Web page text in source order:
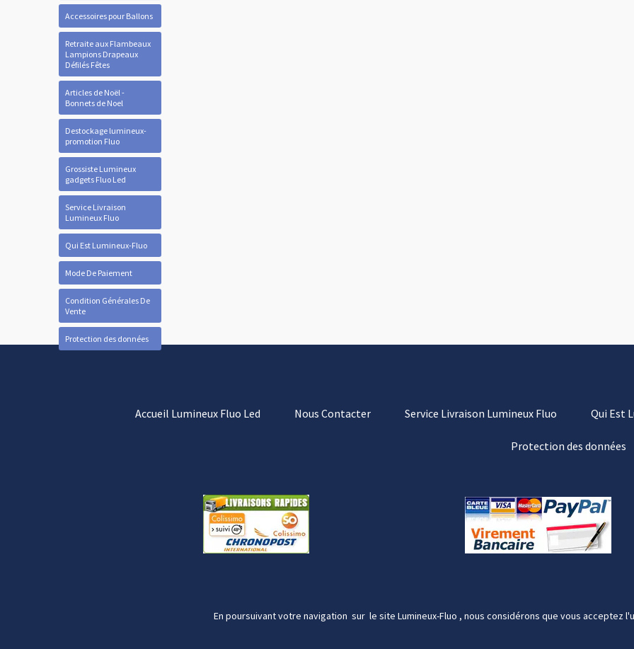
Accessoires pour Ballons
Retraite aux Flambeaux
Lampions Drapeaux
Défilés Fêtes
Articles de Noël -
Bonnets de Noel
Destockage lumineux-
promotion Fluo
Grossiste Lumineux
gadgets Fluo Led
Service Livraison
Lumineux Fluo
Qui Est Lumineux-Fluo
Mode De Paiement
Condition Générales De
Vente
Protection des données
Accueil Lumineux Fluo Led Nous Contacter Service Livraison Lumineux Fluo Qui Est
Protection des données
En poursuivant votre navigation sur le site Lumineux-Fluo , nous considérons que vous acceptez